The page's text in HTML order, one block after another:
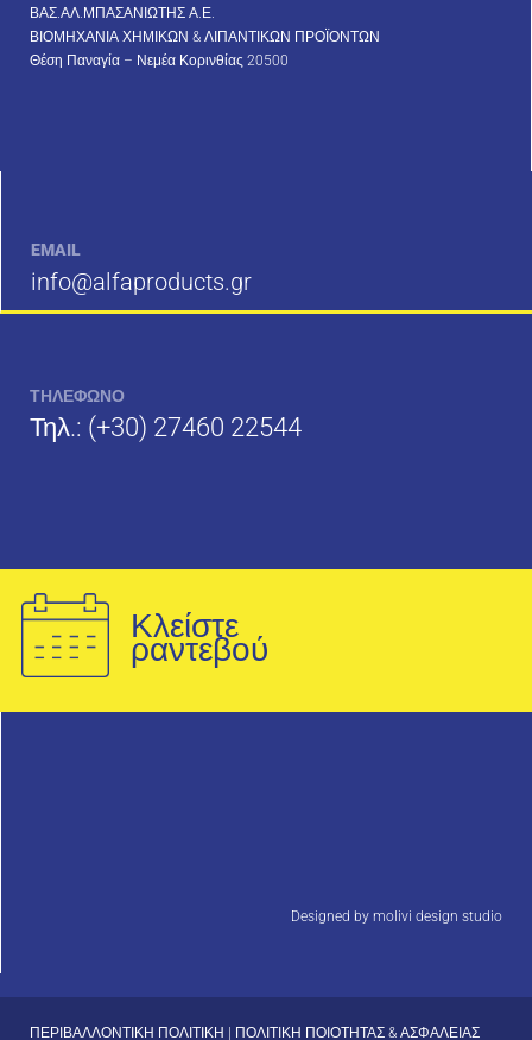
ΒΑΣ.ΑΛ.ΜΠΑΣΑΝΙΩΤΗΣ Α.Ε.
ΒΙΟΜΗΧΑΝΙΑ ΧΗΜΙΚΩΝ & ΛΙΠΑΝΤΙΚΩΝ ΠΡΟΪΟΝΤΩΝ
Θέση Παναγία – Νεμέα Κορινθίας 20500
EMAIL
info@alfaproducts.gr
ΤΗΛΕΦΩΝΟ
Τηλ.: (+30) 27460 22544
Κλείστε
ραντεβού
Designed by molivi design studio
ΠΕΡΙΒΑΛΛΟΝΤΙΚΗ ΠΟΛΙΤΙΚΗ ΠΟΛΙΤΙΚΗ ΠΟΙΟΤΗΤΑΣ & ΑΣΦΑΛΕΙΑΣ